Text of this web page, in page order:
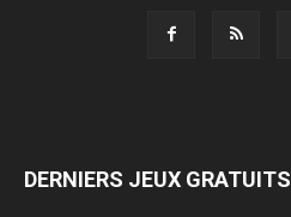
DERNIERS JEUX GRATUITS